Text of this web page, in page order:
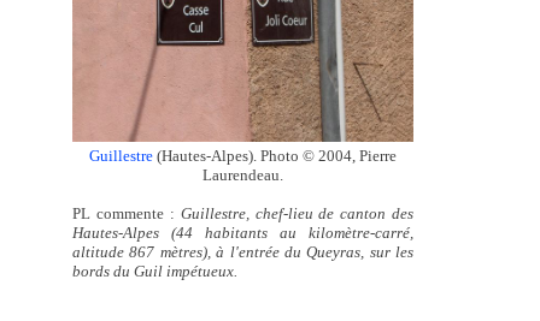
Guillestre (Hautes-Alpes). Photo © 2004, Pierre
Laurendeau.
PL commente : Guillestre, chef-lieu de canton des
Hautes-Alpes (44 habitants au kilomètre-carré,
altitude 867 mètres), à l'entrée du Queyras, sur les
bords du Guil impétueux.